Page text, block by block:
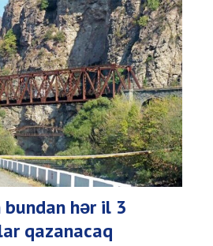
hər il 3
qazanacaq